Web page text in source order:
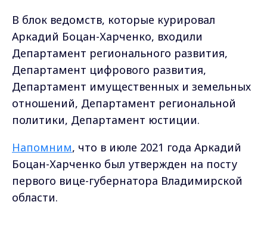
В блок ведомств, которые курировал
Аркадий Боцан-Харченко, входили
Департамент регионального развития,
Департамент цифрового развития,
Департамент имущественных и земельных
отношений, Департамент региональной
политики, Департамент юстиции.
Напомним, что в июле 2021 года Аркадий
Боцан-Харченко был утвержден на посту
первого вице-губернатора Владимирской
области.